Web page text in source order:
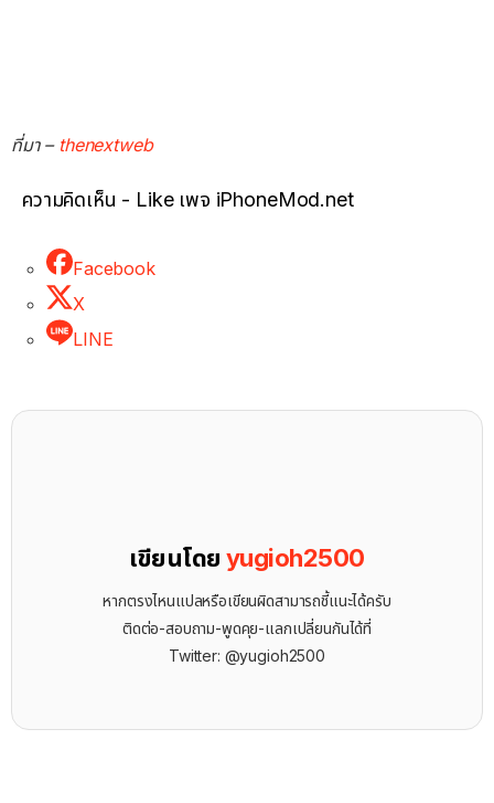
ที่มา – thenextweb
ความคิดเห็น - Like เพจ iPhoneMod.net
Facebook
X
LINE
เขียนโดยyugioh2500
หากตรงไหนแปลหรือเขียนผิดสามารถชี้แนะได้ครับ
ติดต่อ-สอบถาม-พูดคุย-แลกเปลี่ยนกันได้ที่
Twitter: @yugioh2500